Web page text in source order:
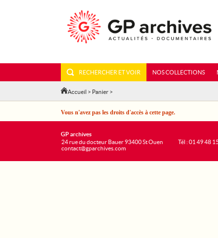
RECHERCHER ET VOIR NOS COLLECTIONS
Accueil > Panier >
Vous n'avez pas les droits d'accès à cette page.
GP archives
24 rue du docteur Bauer 93400 St Ouen
contact@gparchives.com
Tél : 01 49 48